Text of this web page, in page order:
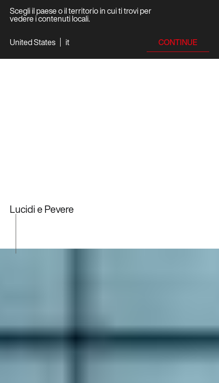
Scegli il paese o il territorio in cui ti trovi per
vedere i contenuti locali.
United States
it CONTINUE
Lucidi e Pevere